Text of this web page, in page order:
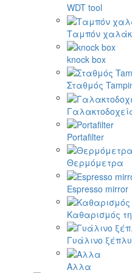
WDT tool
Ταμπόν
knock box
Σταθμός
Portafilter
Θερμόμετρα
Espresso mirror
Καθαρισμός
Γυάλινο
Αλλα